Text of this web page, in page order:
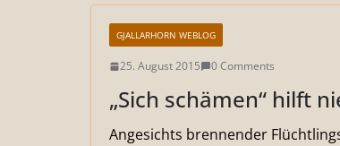
GJALLARHORN WEBLOG
25. August 2015 0 Comments
„Sich schämen“ hilft
Angesichts brennender